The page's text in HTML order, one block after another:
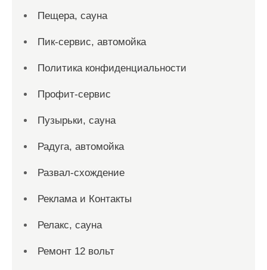
Пещера, сауна
Пик-сервис, автомойка
Политика конфиденциальности
Профит-сервис
Пузырьки, сауна
Радуга, автомойка
Развал-схождение
Реклама и Контакты
Релакс, сауна
Ремонт 12 вольт